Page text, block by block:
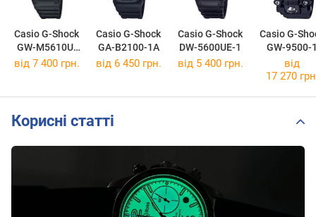
Casio G-Shock
GW-M5610U-
1E
Casio G-Shock
GA-B2100-1A
Casio G-Shock
DW-5600UE-1
Casio G-
GW-9500-
від 7 400 грн. від 6 450 грн. від 5 400 грн.
від
17 270
Корисні статті